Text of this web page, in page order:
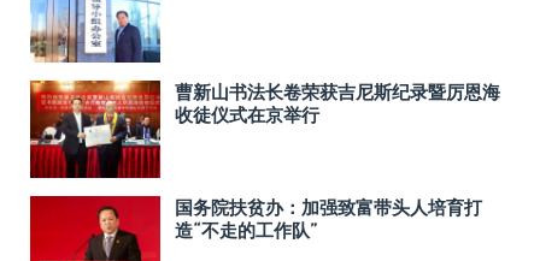
曹新山书法长卷荣获吉尼斯纪录暨厉恩海
收徒仪式在京举行
国务院扶贫办：加强致富带头人培育打
造“不走的工作队”